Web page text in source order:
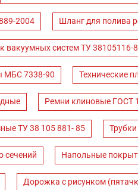
2004 Шланг для полива
вакуумных систем ТУ 38105116-
МБС 7338-90 Технические
Ремни клиновые ГОСТ
ТУ 38 105 881- 85
сечений Напольные
Дорожка с рисунком